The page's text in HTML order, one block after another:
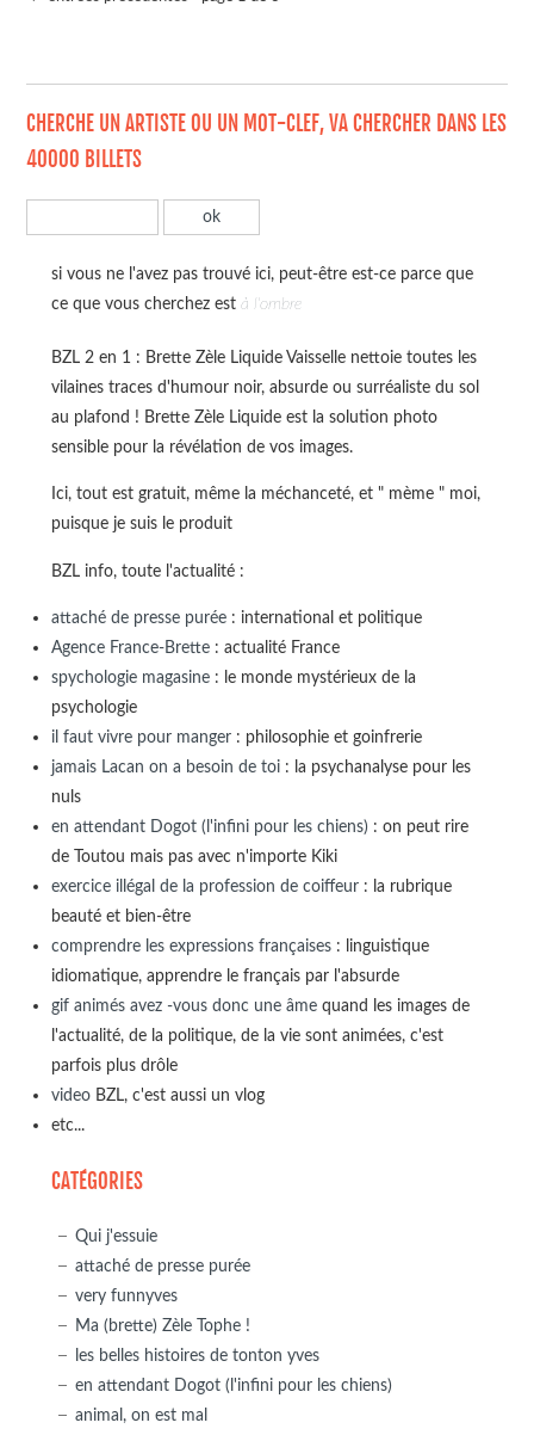
CHERCHE UN ARTISTE OU UN MOT-CLEF, VA CHERCHER DANS LES
40000 BILLETS
si vous ne l'avez pas trouvé ici, peut-être est-ce parce que
ce que vous cherchez est à l'ombre
BZL 2 en 1 : Brette Zèle Liquide Vaisselle nettoie toutes les
vilaines traces d'humour noir, absurde ou surréaliste du sol
au plafond ! Brette Zèle Liquide est la solution photo
sensible pour la révélation de vos images.
Ici, tout est gratuit, même la méchanceté, et " mème " moi,
puisque je suis le produit
BZL info, toute l'actualité :
attaché de presse purée: international et politique
Agence France-Brette: actualité France
spychologie magasine: le monde mystérieux de la
psychologie
il faut vivre pour manger: philosophie et goinfrerie
jamais Lacan on a besoin de toi: la psychanalyse pour les
nuls
en attendant Dogot (l'infini pour les chiens): on peut rire
de Toutou mais pas avec n'importe Kiki
exercice illégal de la profession de coiffeur: la rubrique
beauté et bien-être
comprendre les expressions françaises: linguistique
idiomatique, apprendre le français par l'absurde
gif animés avez -vous donc une âmequand les images de
l'actualité, de la politique, de la vie sont animées, c'est
parfois plus drôle
videoBZL, c'est aussi un vlog
etc...
CATÉGORIES
Qui j'essuie
attaché de presse purée
very funnyves
Ma (brette) Zèle Tophe !
les belles histoires de tonton yves
en attendant Dogot (l'infini pour les chiens)
animal, on est mal